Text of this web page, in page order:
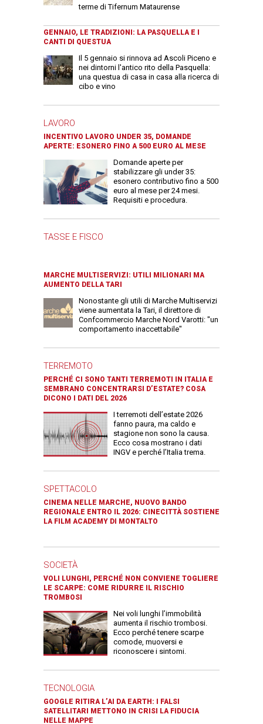
terme di Tifernum Mataurense
GENNAIO, LE TRADIZIONI: LA PASQUELLA E I
CANTI DI QUESTUA
Il 5 gennaio si rinnova ad Ascoli Piceno e
nei dintorni l'antico rito della Pasquella:
una questua di casa in casa alla ricerca di
cibo e vino
LAVORO
INCENTIVO LAVORO UNDER 35, DOMANDE
APERTE: ESONERO FINO A 500 EURO AL MESE
Domande aperte per
stabilizzare gli under 35:
esonero contributivo fino a 500
euro al mese per 24 mesi.
Requisiti e procedura.
TASSE E FISCO
MARCHE MULTISERVIZI: UTILI MILIONARI MA
AUMENTO DELLA TARI
Nonostante gli utili di Marche Multiservizi
viene aumentata la Tari, il direttore di
Confcommercio Marche Nord Varotti: "un
comportamento inaccettabile"
TERREMOTO
PERCHÉ CI SONO TANTI TERREMOTI IN ITALIA E
SEMBRANO CONCENTRARSI D’ESTATE? COSA
DICONO I DATI DEL 2026
I terremoti dell’estate 2026
fanno paura, ma caldo e
stagione non sono la causa.
Ecco cosa mostrano i dati
INGV e perché l’Italia trema.
SPETTACOLO
CINEMA NELLE MARCHE, NUOVO BANDO
REGIONALE ENTRO IL 2026: CINECITTÀ SOSTIENE
LA FILM ACADEMY DI MONTALTO
SOCIETÀ
VOLI LUNGHI, PERCHÉ NON CONVIENE TOGLIERE
LE SCARPE: COME RIDURRE IL RISCHIO
TROMBOSI
Nei voli lunghi l’immobilità
aumenta il rischio trombosi.
Ecco perché tenere scarpe
comode, muoversi e
riconoscere i sintomi.
TECNOLOGIA
GOOGLE RITIRA L’AI DA EARTH: I FALSI
SATELLITARI METTONO IN CRISI LA FIDUCIA
NELLE MAPPE